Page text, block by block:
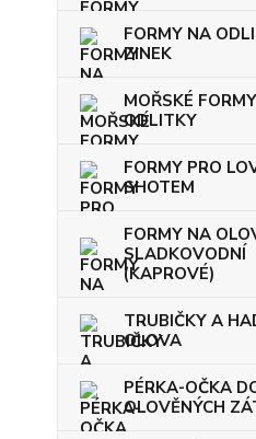
FORMY NA
ZINEK
MOŘSKÉ
ODLITKY
FORMY PRO
SHOTEM
FORMY NA
SLADKOVODNÍ
(KAPROVÉ)
TRUBIČKY A
OLOVA
PÉRKA-OČKA
OLOVĚNÝCH